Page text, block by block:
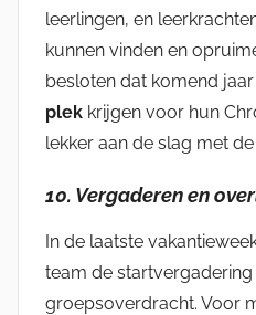
leerlingen, en
kunnen vinden en
besloten dat komend
plek krijgen voor hun
lekker aan de slag met
10. Vergaderen en
In de laatste
team de startvergadering
groepsoverdracht. Voor